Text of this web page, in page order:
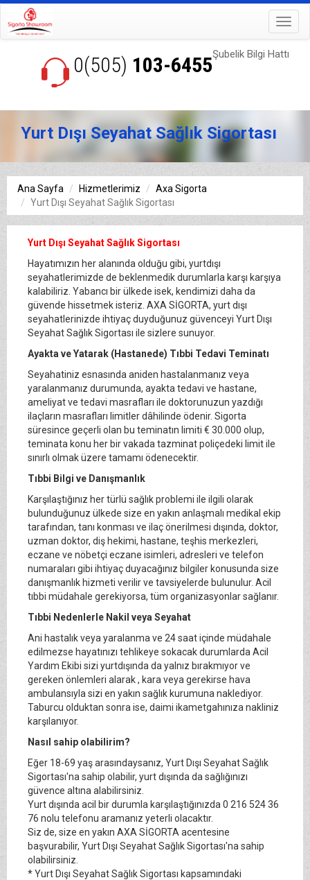
0(505) 103-6455Şubelik Bilgi Hattı
Yurt Dışı Seyahat Sağlık Sigortası
Ana Sayfa Hizmetlerimiz
Axa Sigorta
Yurt Dışı Seyahat Sağlık Sigortası
Yurt Dışı Seyahat Sağlık Sigortası
Hayatımızın her alanında olduğu gibi, yurtdışı
seyahatlerimizde de beklenmedik durumlarla karşı karşıya
kalabiliriz. Yabancı bir ülkede isek, kendimizi daha da
güvende hissetmek isteriz. AXA SİGORTA, yurt dışı
seyahatlerinizde ihtiyaç duyduğunuz güvenceyi Yurt Dışı
Seyahat Sağlık Sigortası ile sizlere sunuyor.
Ayakta ve Yatarak (Hastanede) Tıbbi Tedavi Teminatı
Seyahatiniz esnasında aniden hastalanmanız veya
yaralanmanız durumunda, ayakta tedavi ve hastane,
ameliyat ve tedavi masrafları ile doktorunuzun yazdığı
ilaçların masrafları limitler dâhilinde ödenir. Sigorta
süresince geçerli olan bu teminatın limiti € 30.000 olup,
teminata konu her bir vakada tazminat poliçedeki limit ile
sınırlı olmak üzere tamamı ödenecektir.
Tıbbi Bilgi ve Danışmanlık
Karşılaştığınız her türlü sağlık problemi ile ilgili olarak
bulunduğunuz ülkede size en yakın anlaşmalı medikal ekip
tarafından, tanı konması ve ilaç önerilmesi dışında, doktor,
uzman doktor, diş hekimi, hastane, teşhis merkezleri,
eczane ve nöbetçi eczane isimleri, adresleri ve telefon
numaraları gibi ihtiyaç duyacağınız bilgiler konusunda size
danışmanlık hizmeti verilir ve tavsiyelerde bulunulur. Acil
tıbbi müdahale gerekiyorsa, tüm organizasyonlar sağlanır.
Tıbbi Nedenlerle Nakil veya Seyahat
Ani hastalık veya yaralanma ve 24 saat içinde müdahale
edilmezse hayatınızı tehlikeye sokacak durumlarda Acil
Yardım Ekibi sizi yurtdışında da yalnız bırakmıyor ve
gereken önlemleri alarak , kara veya gerekirse hava
ambulansıyla sizi en yakın sağlık kurumuna naklediyor.
Taburcu olduktan sonra ise, daimi ikametgahınıza nakliniz
karşılanıyor.
Nasıl sahip olabilirim?
Eğer 18-69 yaş arasındaysanız, Yurt Dışı Seyahat Sağlık
Sigortası'na sahip olabilir, yurt dışında da sağlığınızı
güvence altına alabilirsiniz.
Yurt dışında acil bir durumla karşılaştığınızda 0 216 524 36
76 nolu telefonu aramanız yeterli olacaktır.
Siz de, size en yakın AXA SİGORTA acentesine
başvurabilir, Yurt Dışı Seyahat Sağlık Sigortası'na sahip
olabilirsiniz.
* Yurt Dışı Seyahat Sağlık Sigortası kapsamındaki